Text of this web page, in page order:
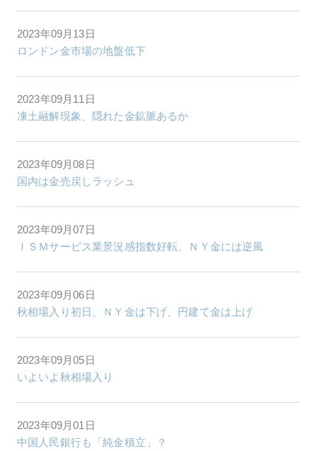
2023年09月13日
ロンドン金市場の地盤低下
2023年09月11日
凍土融解現象、隠れた金鉱脈あるか
2023年09月08日
国内は金売戻しラッシュ
2023年09月07日
ＩＳＭサービス業景況感指数好転、ＮＹ金には逆風
2023年09月06日
秋相場入り初日、ＮＹ金は下げ、円建て金は上げ
2023年09月05日
いよいよ秋相場入り
2023年09月01日
中国人民銀行も「純金積立」？